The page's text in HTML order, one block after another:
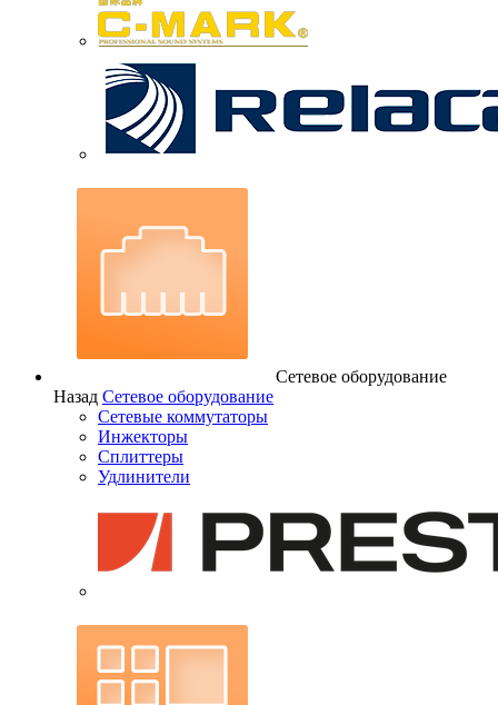
Сетевое оборудование
Назад Сетевое оборудование
Сетевые коммутаторы
Инжекторы
Сплиттеры
Удлинители